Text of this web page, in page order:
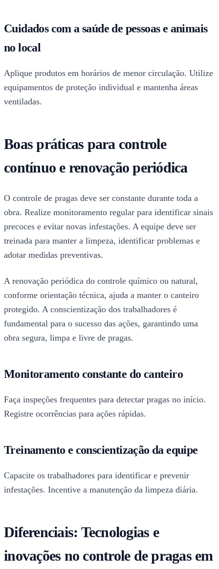
Cuidados com a saúde de pessoas e animais
no local
Aplique produtos em horários de menor circulação. Utilize
equipamentos de proteção individual e mantenha áreas
ventiladas.
Boas práticas para controle
contínuo e renovação periódica
O controle de pragas deve ser constante durante toda a
obra. Realize monitoramento regular para identificar sinais
precoces e evitar novas infestações. A equipe deve ser
treinada para manter a limpeza, identificar problemas e
adotar medidas preventivas.
A renovação periódica do controle químico ou natural,
conforme orientação técnica, ajuda a manter o canteiro
protegido. A conscientização dos trabalhadores é
fundamental para o sucesso das ações, garantindo uma
obra segura, limpa e livre de pragas.
Monitoramento constante do canteiro
Faça inspeções frequentes para detectar pragas no início.
Registre ocorrências para ações rápidas.
Treinamento e conscientização da equipe
Capacite os trabalhadores para identificar e prevenir
infestações. Incentive a manutenção da limpeza diária.
Diferenciais: Tecnologias e
inovações no controle de pragas em